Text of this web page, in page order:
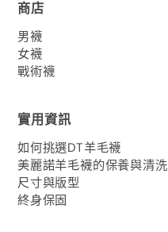
商店
男襪
女襪
戰術襪
實用資訊
如何挑選DT羊毛襪
美麗諾羊毛襪的保養與清洗
尺寸與版型
終身保固